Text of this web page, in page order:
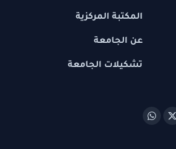
المكتبة المركزية
عن الجامعة
تشكيلات الجامعة